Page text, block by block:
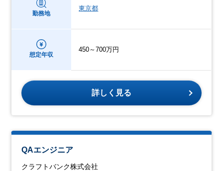
勤務地
東京都
想定年収
450～700万円
詳しく見る
QAエンジニア
クラフトバンク株式会社